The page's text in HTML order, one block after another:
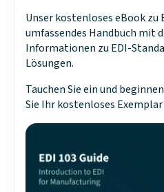
Unser kostenloses eBook zu
umfassendes Handbuch mit
Informationen zu EDI-
Lösungen.
Tauchen Sie ein und
Sie Ihr kostenloses